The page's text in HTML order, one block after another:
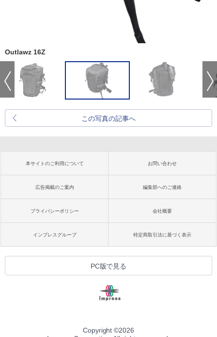
Outlawz 16Z
この写真の記事へ
本サイトのご利用について お問い合わせ
広告掲載のご案内 編集部へのご連絡
プライバシーポリシー 会社概要
インプレスグループ 特定商取引法に基づく表示
PC版で見る
Copyright ©2026